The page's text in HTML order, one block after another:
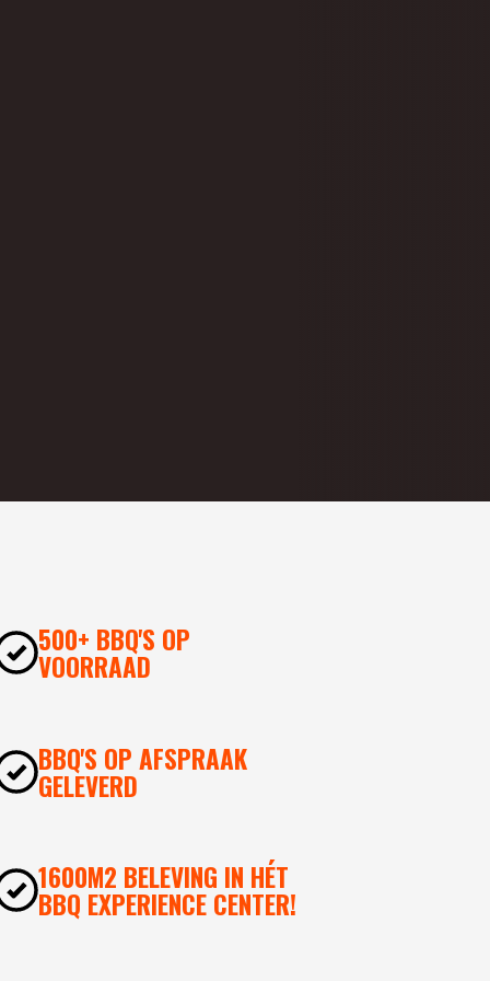
500+ BBQ'S OP
VOORRAAD
BBQ'S OP AFSPRAAK
GELEVERD
1600M2 BELEVING IN HÉT
BBQ EXPERIENCE CENTER!